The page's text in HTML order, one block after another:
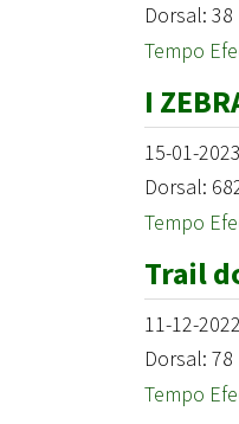
Dorsal:
Tempo
I
15-01-
Dorsal:
Tempo
Trail
11-12-
Dorsal:
Tempo